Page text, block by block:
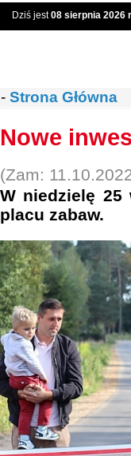
Dziś jest08 sierpnia 2026
- Strona Główna
Nowe
(Zam:
W niedzielę 25
placu zabaw.